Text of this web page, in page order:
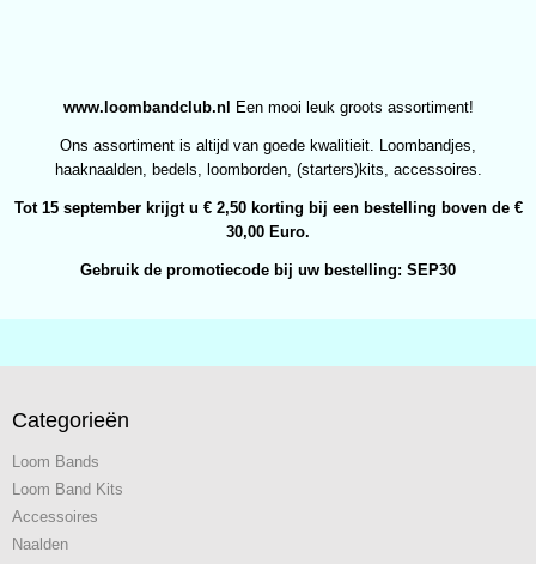
www.loombandclub.nl Een mooi leuk groots assortiment!
Ons assortiment is altijd van goede kwalitieit. Loombandjes,
haaknaalden, bedels, loomborden, (starters)kits, accessoires.
Tot 15 september krijgt u € 2,50 korting bij een bestelling boven de €
30,00 Euro.
Gebruik de promotiecode bij uw bestelling: SEP30
Categorieën
Loom Bands
Loom Band Kits
Accessoires
Naalden